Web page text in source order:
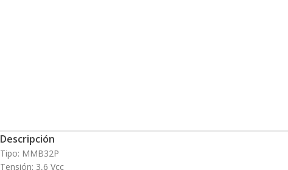
Descripción
Tipo: MMB32P
Tensión: 3,6 Vcc